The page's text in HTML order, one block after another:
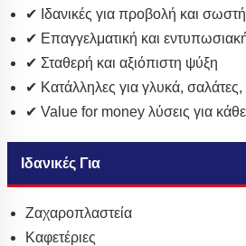
✔ Ιδανικές για προβολή και
✔ Επαγγελματική και
✔ Σταθερή και αξιόπιστη ψύξη
✔ Κατάλληλες για γλυκά, σαλάτες,
✔ Value for money λύσεις για κάθε
Ιδανικές Για
Ζαχαροπλαστεία
Καφετέριες